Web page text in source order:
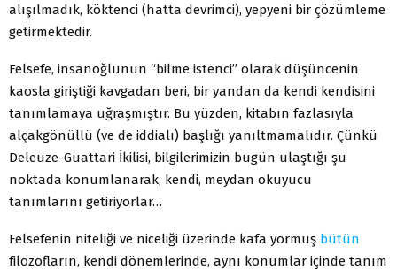
alışılmadık, köktenci (hatta devrimci), yepyeni bir çözümleme
getirmektedir.
Felsefe, insanoğlunun “bilme istenci” olarak düşüncenin
kaosla giriştiği kavgadan beri, bir yandan da kendi kendisini
tanımlamaya uğraşmıştır. Bu yüzden, kitabın fazlasıyla
alçakgönüllü (ve de iddialı) başlığı yanıltmamalıdır. Çünkü
Deleuze-Guattari İkilisi, bilgilerimizin bugün ulaştığı şu
noktada konumlanarak, kendi, meydan okuyucu
tanımlarını getiriyorlar…
Felsefenin niteliği ve niceliği üzerinde kafa yormuş bütün
filozofların, kendi dönemlerinde, aynı konumlar içinde tanım